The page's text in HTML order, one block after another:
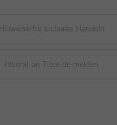
Hinweise für sicheres Handeln
Inserat an Tiere.de melden